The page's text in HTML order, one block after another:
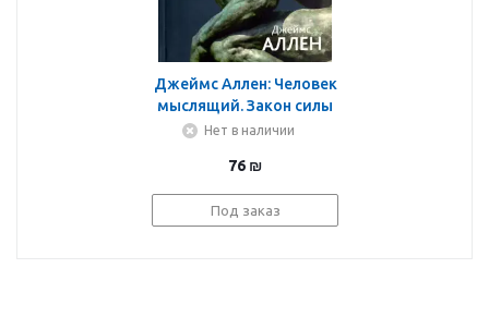
Джеймс Аллен: Человек
мыслящий. Закон силы
мысли
Нет в наличии
76 ₪
Под заказ